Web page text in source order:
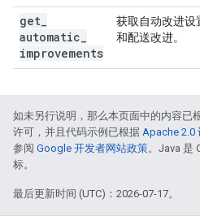
get
automatic
improvements
获取自动改进设
和配送改进。
如未另行说明，那么本页面中的内容已
许可，并且代码示例已根据 Apache 2.0
参阅 Google 开发者网站政策。Java 是
标。
最后更新时间 (UTC)：2026-07-17。